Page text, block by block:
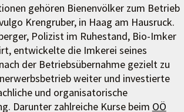
gehören Bienenvölker zum Betrieb
Krengruber, in Haag am Hausruck.
Polizist im Ruhestand, Bio-Imker
entwickelte die Imkerei seines
der Betriebsübernahme gezielt zu
weiter und investierte
und organisatorische
Darunter zahlreiche Kurse beim OÖ